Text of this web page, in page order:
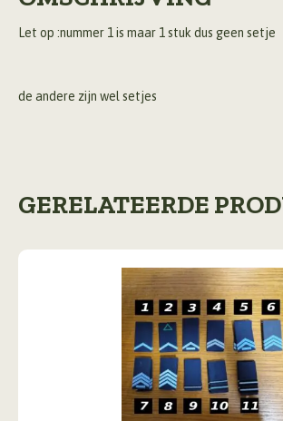
Let op :nummer 1 is maar 1 stuk dus geen setje
de andere zijn wel setjes
GERELATEERDE